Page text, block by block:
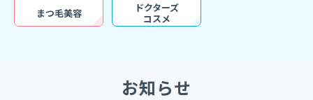
まつ毛美容
ドクターズ
コスメ
お知らせ